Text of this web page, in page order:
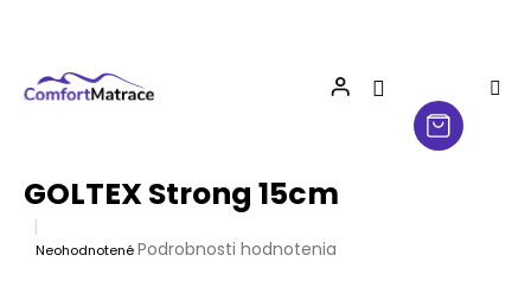
GOLTEX Strong 15cm
Priemerné
NeohodnotenéPodrobnosti hodnotenia